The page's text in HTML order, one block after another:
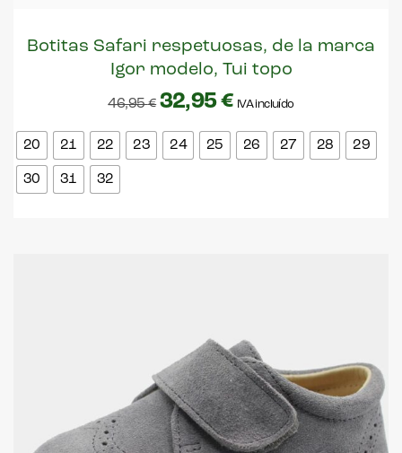
Botitas Safari respetuosas, de la marca
Igor modelo, Tui topo
46,95€ 32,95€ IVA incluído
20 21 22 23 24 25 26 27 28 29
30 31 32